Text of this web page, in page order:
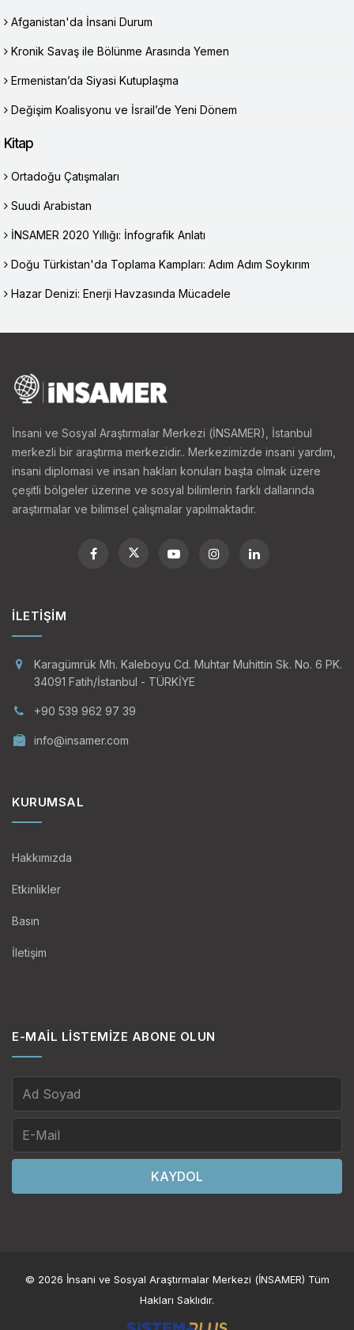
Afganistan'da İnsani Durum
Kronik Savaş ile Bölünme Arasında Yemen
Ermenistan’da Siyasi Kutuplaşma
Değişim Koalisyonu ve İsrail’de Yeni Dönem
Kitap
Ortadoğu Çatışmaları
Suudi Arabistan
İNSAMER 2020 Yıllığı: İnfografik Anlatı
Doğu Türkistan'da Toplama Kampları: Adım Adım Soykırım
Hazar Denizi: Enerji Havzasında Mücadele
İnsani ve Sosyal Araştırmalar Merkezi (İNSAMER), İstanbul
merkezli bir araştırma merkezidir.. Merkezimizde insani yardım,
insani diplomasi ve insan hakları konuları başta olmak üzere
çeşitli bölgeler üzerine ve sosyal bilimlerin farklı dallarında
araştırmalar ve bilimsel çalışmalar yapılmaktadır.
İLETIŞIM
Karagümrük Mh. Kaleboyu Cd. Muhtar Muhittin Sk. No. 6 PK.
34091 Fatih/İstanbul - TÜRKİYE
+90 539 962 97 39
info@insamer.com
KURUMSAL
Hakkımızda
Etkinlikler
Basın
İletişim
E-MAIL LISTEMIZE ABONE OLUN
KAYDOL
© 2026 İnsani ve Sosyal Araştırmalar Merkezi (İNSAMER) Tüm
Hakları Saklıdır.